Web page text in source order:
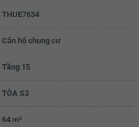
THUE7634
Căn hộ chung cư
Tầng 15
TÒA S3
64 m²